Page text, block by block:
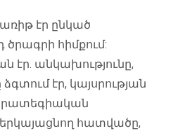
էր ընկած
հիմքում:
էր. անկախությունը,
էր, կայսրության
հատվածը,